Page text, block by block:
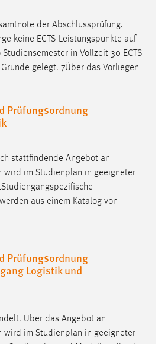
der Abschlussprüfung.
keine ECTS-Leistungspunkte auf-
in Vollzeit 30 ECTS-
gelegt. 7Über das Vorliegen
Prüfungsordnung
stattfindende Angebot an
wird im Studienplan in geeigneter
aus einem Katalog von
Prüfungsordnung
Logistik und
Über das Angebot an
wird im Studienplan in geeigneter